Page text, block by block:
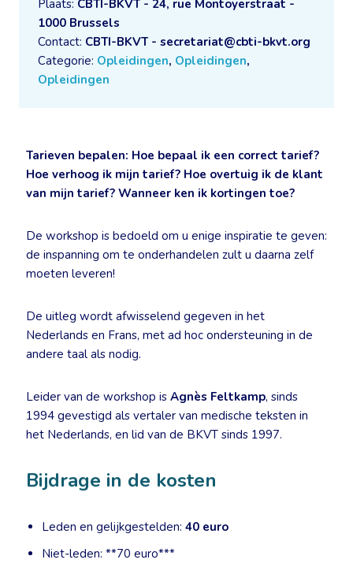
Plaats: CBTI-BKVT - 24, rue Montoyerstraat -
1000 Brussels
Contact: CBTI-BKVT - secretariat@cbti-bkvt.org
Categorie: Opleidingen, Opleidingen,
Opleidingen
Tarieven bepalen: Hoe bepaal ik een correct tarief?
Hoe verhoog ik mijn tarief? Hoe overtuig ik de klant
van mijn tarief? Wanneer ken ik kortingen toe?
De workshop is bedoeld om u enige inspiratie te geven:
de inspanning om te onderhandelen zult u daarna zelf
moeten leveren!
De uitleg wordt afwisselend gegeven in het
Nederlands en Frans, met ad hoc ondersteuning in de
andere taal als nodig.
Leider van de workshop is Agnès Feltkamp, sinds
1994 gevestigd als vertaler van medische teksten in
het Nederlands, en lid van de BKVT sinds 1997.
Bijdrage in de kosten
Leden en gelijkgestelden: 40 euro
Niet-leden: **70 euro***